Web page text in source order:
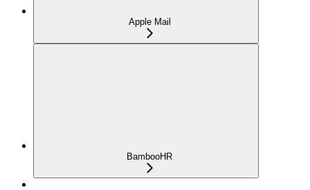
Apple Mail
BambooHR